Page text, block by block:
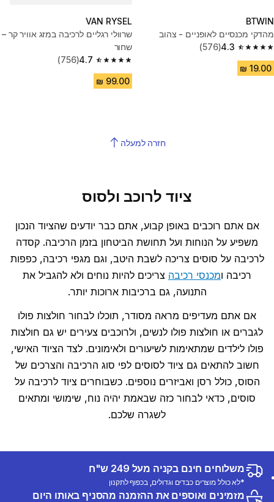
BTWIN
מהדקי מכנסיים לאופניים - צהוב
4.3
4.3 out of 5 stars from 576 reviews
(576)
VAN RYSEL
שרוולי רגליים לרכיבה במזג אוויר קר –
שחור
4.7
4.7 out of 5 stars from 756 reviews
(756)
חזרה למעלה
ציוד לרוכב ולסוס
אם אתם רוכבים באופן קבוע, אתם כבר יודעים שהציוד הנכון
משפיע על הנוחות ועל תחושת הביטחון בזמן הרכיבה. קסדה
לרכיבה על סוסים צריכה לשבת היטב, וגם מגפי רכיבה, כפפות
רכיבה ומכנסי רכיבה צריכים להיות נוחים ולא להגביל את
התנועה, גם ברכיבות ארוכות יותר.
אם אתם מעדיפים מראה מסודר, תוכלו לבחור חולצות פולו
לגברים או חולצות פולו לנשים, ולרוכבים צעירים יש גם חולצות
פולו לילדים שמתאימות לשיעורים ולאימונים. לצד הציוד האישי,
חשוב להתאים גם ציוד לסוסים לפי סוג הרכיבה והצרכים של
הסוס, כולל רסן ואביזרים נוספים. כשבוחרים ציוד לרכיבה על
סוסים, כדאי לבחור כזה שבאמת יהיה נוח, שימושי ומתאים
לשגרה שלכם.
משלוחים חינם בקניה מעל 249 ש"ח
*לא כולל מוצרים כבדים וגדולים, בכפוף לתקנון
מזמינים ואוספים את ההזמנה מהסניף באותו היום